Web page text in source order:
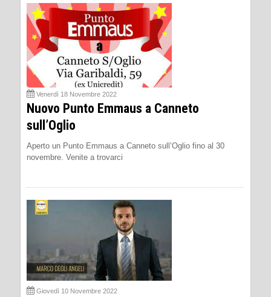
Venerdì 18 Novembre 2022
Nuovo Punto Emmaus a Canneto
sull’Oglio
Aperto un Punto Emmaus a Canneto sull’Oglio fino al 30
novembre. Venite a trovarci
Giovedì 10 Novembre 2022